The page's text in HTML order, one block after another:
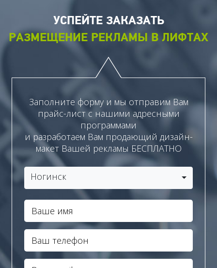
УСПЕЙТЕ ЗАКАЗАТЬ
РАЗМЕЩЕНИЕ РЕКЛАМЫ В ЛИФТАХ
Заполните форму и мы отправим Вам
прайс-лист с нашими адресными
программами
и разработаем Вам продающий дизайн-
макет Вашей рекламы БЕСПЛАТНО
Ногинск